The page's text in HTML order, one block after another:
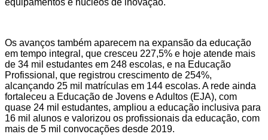
Os avanços também aparecem na expansão da educação
em tempo integral, que cresceu 227,5% e hoje atende mais
de 34 mil estudantes em 248 escolas, e na Educação
Profissional, que registrou crescimento de 254%,
alcançando 25 mil matrículas em 144 escolas. A rede ainda
fortaleceu a Educação de Jovens e Adultos (EJA), com
quase 24 mil estudantes, ampliou a educação inclusiva para
16 mil alunos e valorizou os profissionais da educação, com
mais de 5 mil convocações desde 2019.